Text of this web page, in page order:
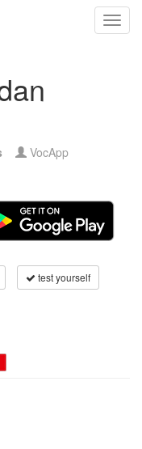
VocApp
test yourself